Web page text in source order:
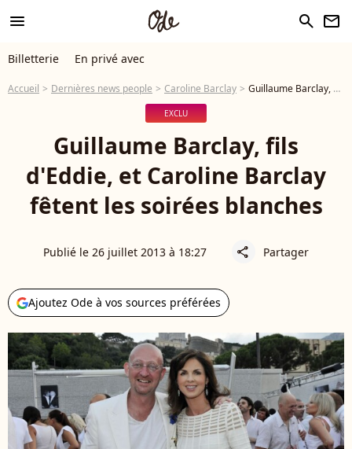
menu search newsletter
Billetterie En privé avec
Accueil Dernières news people Caroline Barclay Guillaume Barclay, fils d'Eddie, et Caroline Barclay fêtent les soirées blanches
EXCLU
Guillaume Barclay, fils
d'Eddie, et Caroline Barclay
fêtent les soirées blanches
Publié le 26 juillet 2013 à 18:27 share Partager
Ajoutez Ode à vos sources préférées